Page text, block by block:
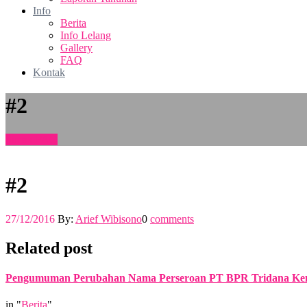
Info
Berita
Info Lelang
Gallery
FAQ
Kontak
#2
#2
27/12/2016 By: Arief Wibisono0 comments
Related post
Pengumuman Perubahan Nama Perseroan PT BPR Tridana